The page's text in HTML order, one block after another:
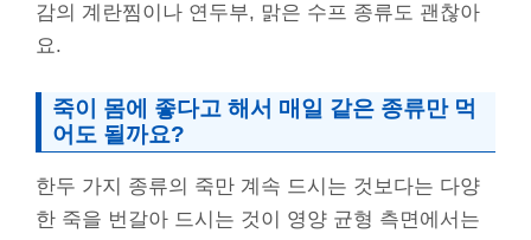
감의 계란찜이나 연두부, 맑은 수프 종류도 괜찮아
요.
죽이 몸에 좋다고 해서 매일 같은 종류만 먹
어도 될까요?
한두 가지 종류의 죽만 계속 드시는 것보다는 다양
한 죽을 번갈아 드시는 것이 영양 균형 측면에서는